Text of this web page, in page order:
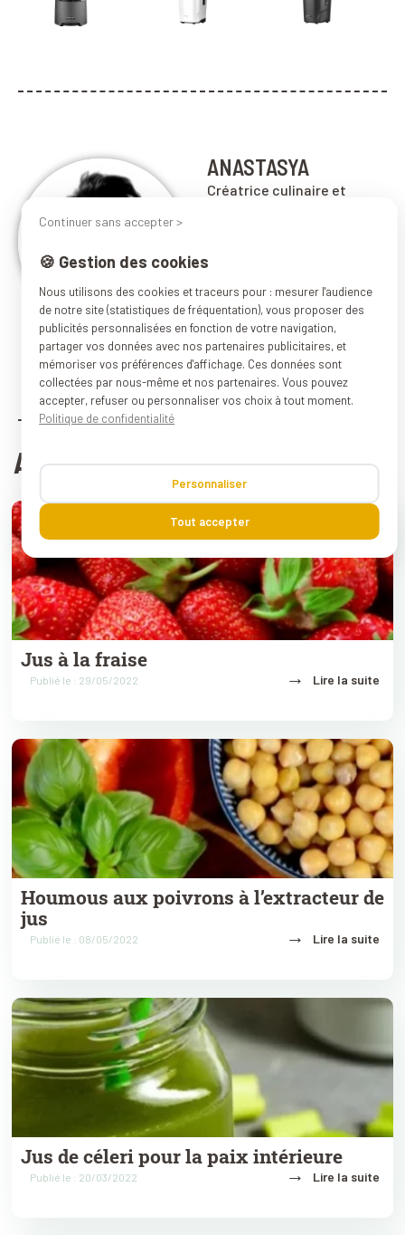
ANASTASYA
Créatrice culinaire et
ARTICLES ASSOCIÉS
Jus à la fraise
Publié le : 29/05/2022 → Lire la suite
Houmous aux poivrons à l’extracteur de
jus
Publié le : 08/05/2022 → Lire la suite
Jus de céleri pour la paix intérieure
Publié le : 20/03/2022 → Lire la suite
Continuer sans accepter >
🍪 Gestion des cookies
Nous utilisons des cookies et traceurs pour : mesurer l'audience
de notre site (statistiques de fréquentation), vous proposer des
publicités personnalisées en fonction de votre navigation,
partager vos données avec nos partenaires publicitaires, et
mémoriser vos préférences d'affichage. Ces données sont
collectées par nous-même et nos partenaires. Vous pouvez
accepter, refuser ou personnaliser vos choix à tout moment.
Politique de confidentialité
Personnaliser
Tout accepter